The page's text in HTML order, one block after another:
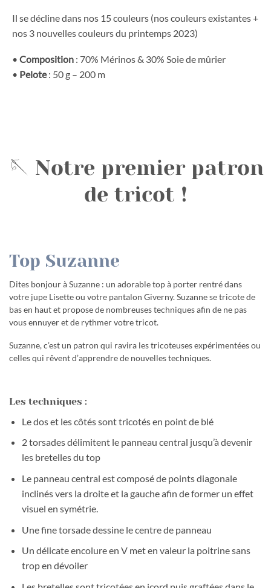
Il se décline dans nos 15 couleurs (nos couleurs existantes +
nos 3 nouvelles couleurs du printemps 2023)
• Composition : 70% Mérinos & 30% Soie de mûrier
• Pelote: 50 g – 200 m
🪡 Notre premier patron
de tricot !
Top Suzanne
Dites bonjour à Suzanne : un adorable top à porter rentré dans
votre jupe Lisette ou votre pantalon Giverny. Suzanne se tricote de
bas en haut et propose de nombreuses techniques afin de ne pas
vous ennuyer et de rythmer votre tricot.
Suzanne, c’est un patron qui ravira les tricoteuses expérimentées ou
celles qui rêvent d’apprendre de nouvelles techniques.
Les techniques :
Le dos et les côtés sont tricotés en point de blé
2 torsades délimitent le panneau central jusqu’à devenir
les bretelles du top
Le panneau central est composé de points diagonale
inclinés vers la droite et la gauche afin de former un effet
visuel en symétrie.
Une fine torsade dessine le centre de panneau
Un délicate encolure en V met en valeur la poitrine sans
trop en dévoiler